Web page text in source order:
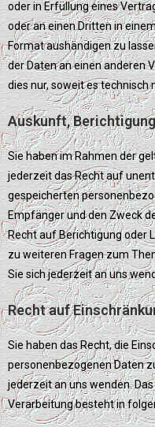
oder in Erfüllung eines
oder an einen Dritten in
Format aushändigen zu
der Daten an einen anderen
dies nur, soweit es technisch
Auskunft,
Sie haben im Rahmen der
jederzeit das Recht auf
gespeicherten
Empfänger und den Zweck
Recht auf Berichtigung oder
zu weiteren Fragen zum
Sie sich jederzeit an uns
Recht auf
Sie haben das Recht, die
personenbezogenen Daten
jederzeit an uns wenden.
Verarbeitung besteht in